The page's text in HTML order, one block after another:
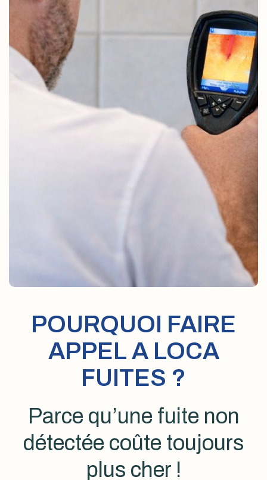
POURQUOI FAIRE
APPEL A LOCA
FUITES ?
Parce qu’une fuite non
détectée coûte toujours
plus cher !